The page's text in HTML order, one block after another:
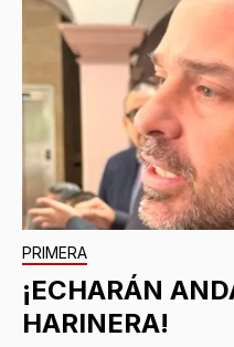
PRIMERA
¡ECHARÁN
HARINERA!